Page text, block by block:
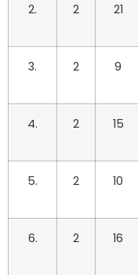
2. 2 21
3. 2 9
4. 2 15
5. 2 10
6. 2 16